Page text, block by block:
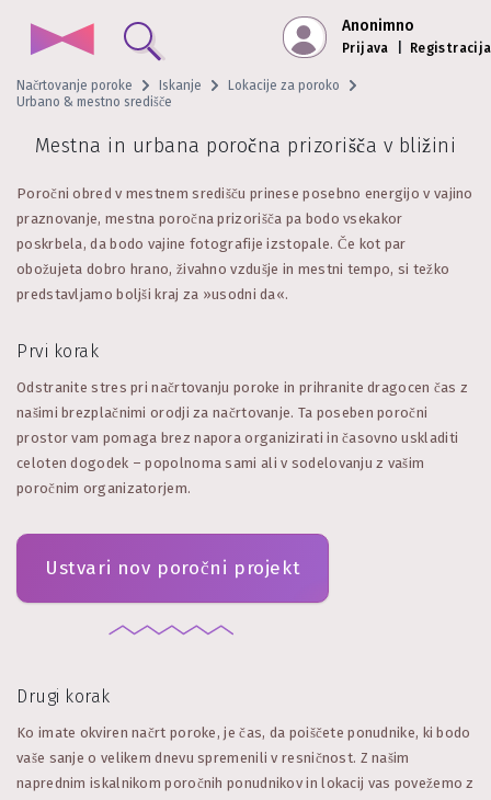
Anonimno
Prijava Registracija
Načrtovanje poroke Iskanje
Lokacije za poroko
Urbano & mestno središče
Mestna in urbana poročna prizorišča v bližini
Poročni obred v mestnem središču prinese posebno energijo v vajino
praznovanje, mestna poročna prizorišča pa bodo vsekakor
poskrbela, da bodo vajine fotografije izstopale. Če kot par
obožujeta dobro hrano, živahno vzdušje in mestni tempo, si težko
predstavljamo boljši kraj za »usodni da«.
Prvi korak
Odstranite stres pri načrtovanju poroke in prihranite dragocen čas z
našimi brezplačnimi orodji za načrtovanje. Ta poseben poročni
prostor vam pomaga brez napora organizirati in časovno uskladiti
celoten dogodek – popolnoma sami ali v sodelovanju z vašim
poročnim organizatorjem.
Ustvari nov poročni projekt
Drugi korak
Ko imate okviren načrt poroke, je čas, da poiščete ponudnike, ki bodo
vaše sanje o velikem dnevu spremenili v resničnost. Z našim
naprednim iskalnikom poročnih ponudnikov in lokacij vas povežemo z